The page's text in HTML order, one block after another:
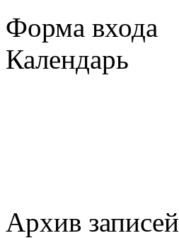
Форма входа
Календарь
Архив записей